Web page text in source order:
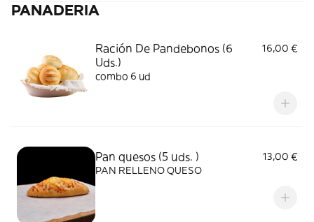
PANADERIA
Ración De Pandebonos (6
Uds.)
16,00 €
combo 6 ud
Pan quesos (5 uds. )
13,00 €
PAN RELLENO QUESO